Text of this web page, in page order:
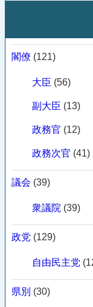
閣僚 (121)
大臣 (56)
副大臣 (13)
政務官 (12)
政務次官 (41)
議会 (39)
衆議院 (39)
政党 (129)
自由民主党
県別 (30)